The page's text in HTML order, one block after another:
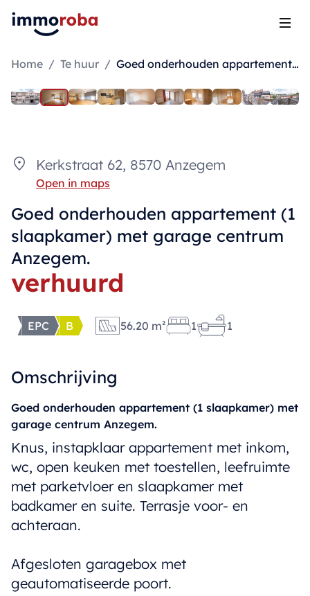
Home / Te huur / Goed onderhouden appartement (1 slaapkamer) met garage centrum Anzegem.
Kerkstraat 62, 8570 Anzegem
Open in maps
Goed onderhouden appartement (1
slaapkamer) met garage centrum
Anzegem.
verhuurd
EPC B 56.20 m² 1 1
Omschrijving
Goed onderhouden appartement (1 slaapkamer) met
garage centrum Anzegem.
Knus, instapklaar appartement met inkom,
wc, open keuken met toestellen, leefruimte
met parketvloer en slaapkamer met
badkamer en suite. Terrasje voor- en
achteraan.
Afgesloten garagebox met
geautomatiseerde poort.